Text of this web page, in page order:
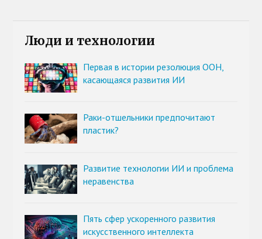
Люди и технологии
Первая в истории резолюция ООН,
касающаяся развития ИИ
Раки-отшельники предпочитают
пластик?
Развитие технологии ИИ и проблема
неравенства
Пять сфер ускоренного развития
искусственного интеллекта